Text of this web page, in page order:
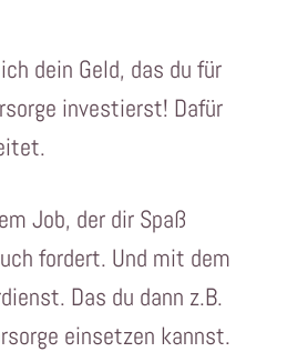
dein Geld, das du für
investierst! Dafür
Job, der dir Spaß
fordert. Und mit dem
Das du dann z.B.
einsetzen kannst.